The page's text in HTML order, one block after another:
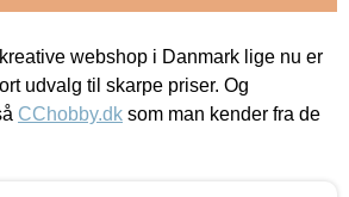
webshop i Danmark lige nu er
udvalg til skarpe priser. Og
CChobby.dk som man kender fra de